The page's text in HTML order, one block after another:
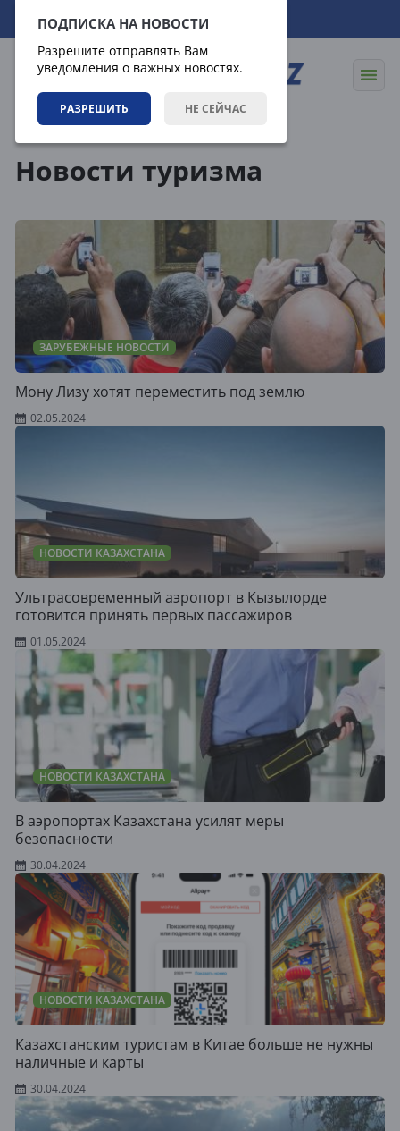
ПОДПИСКА НА НОВОСТИ
Разрешите отправлять Вам
уведомления о важных новостях.
РАЗРЕШИТЬ НЕ СЕЙЧАС
08.08.2026 11:32:15
Новости туризма
ЗАРУБЕЖНЫЕ НОВОСТИ
Мону Лизу хотят переместить под землю
02.05.2024
НОВОСТИ КАЗАХСТАНА
Ультрасовременный аэропорт в Кызылорде
готовится принять первых пассажиров
01.05.2024
НОВОСТИ КАЗАХСТАНА
В аэропортах Казахстана усилят меры
безопасности
30.04.2024
НОВОСТИ КАЗАХСТАНА
Казахстанским туристам в Китае больше не нужны
наличные и карты
30.04.2024